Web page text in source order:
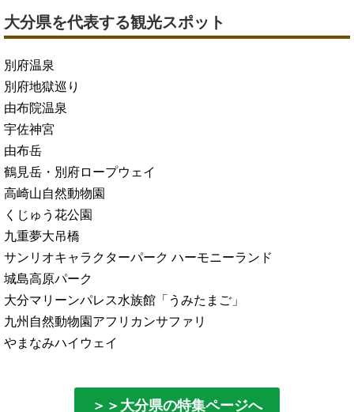
大分県を代表する観光スポット
別府温泉
別府地獄巡り
由布院温泉
宇佐神宮
由布岳
鶴見岳・別府ロープウェイ
高崎山自然動物園
くじゅう花公園
九重夢大吊橋
サンリオキャラクターパーク ハーモニーランド
城島高原パーク
大分マリーンパレス水族館「うみたまご」
九州自然動物園アフリカンサファリ
やまなみハイウェイ
＞＞大分県の特集ページへ